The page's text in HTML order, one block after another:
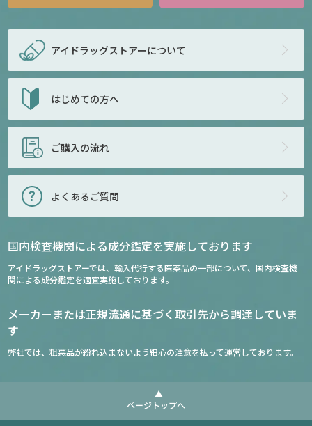
アイドラッグストアーについて
はじめての方へ
ご購入の流れ
よくあるご質問
国内検査機関による成分鑑定を実施しております
アイドラッグストアーでは、輸入代行する医薬品の一部について、国内検査機
関による成分鑑定を適宜実施しております。
メーカーまたは正規流通に基づく取引先から調達していま
す
弊社では、粗悪品が紛れ込まないよう細心の注意を払って運営しております。
ページトップへ